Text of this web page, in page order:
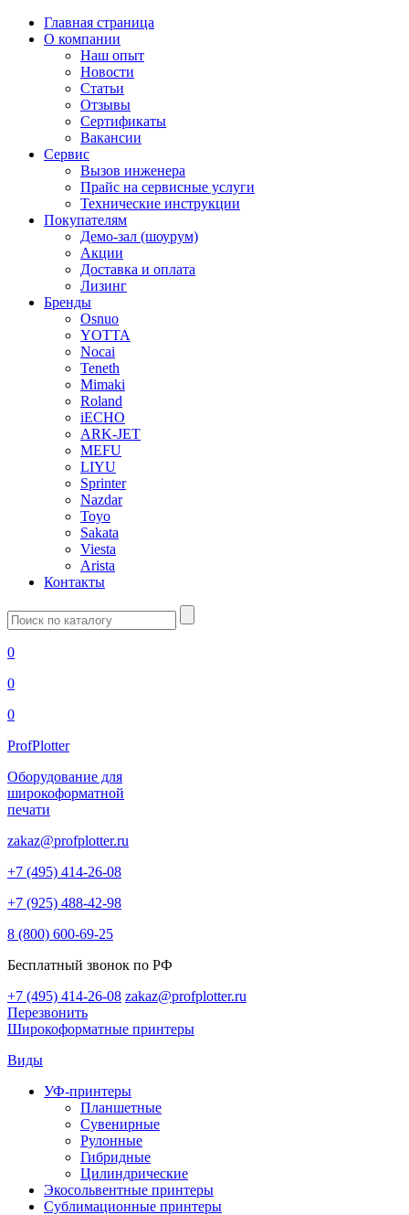
Главная страница
О компании
Наш опыт
Новости
Статьи
Отзывы
Сертификаты
Вакансии
Сервис
Вызов инженера
Прайс на сервисные услуги
Технические инструкции
Покупателям
Демо-зал (шоурум)
Акции
Доставка и оплата
Лизинг
Бренды
Osnuo
YOTTA
Nocai
Teneth
Mimaki
Roland
iECHO
ARK-JET
MEFU
LIYU
Sprinter
Nazdar
Toyo
Sakata
Viesta
Arista
Контакты
Введите
запрос
0
0
0
ProfPlotter
Оборудование для
широкоформатной
печати
zakaz@profplotter.ru
+7 (495) 414-26-08
+7 (925) 488-42-98
8 (800) 600-69-25
Бесплатный звонок по РФ
+7 (495) 414-26-08 zakaz@profplotter.ru
Перезвонить
Широкоформатные принтеры
Виды
УФ-принтеры
Планшетные
Сувенирные
Рулонные
Гибридные
Цилиндрические
Экосольвентные принтеры
Сублимационные принтеры